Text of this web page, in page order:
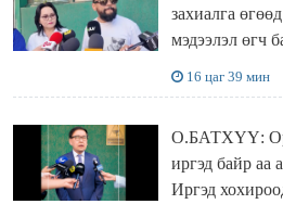
захиалга
мэдээлэл өгч
16 цаг 39 мин
О.БАТХҮҮ:
иргэд байр аа
Иргэд